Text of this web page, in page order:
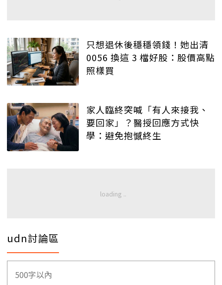
只想退休後穩穩領錢！她出清
0056 換這 3 檔好股：股價高點
照樣買
家人臨終突喊「有人來接我、
要回家」？醫授回應方式快
學：避免抱憾終生
udn討論區